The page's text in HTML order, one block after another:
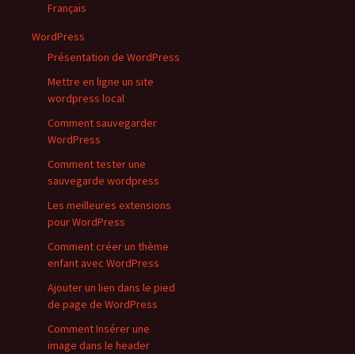
Français
WordPress
Présentation de WordPress
Mettre en ligne un site
wordpress local
Comment sauvegarder
WordPress
Comment tester une
sauvegarde wordpress
Les meilleures extensions
pour WordPress
Comment créer un thème
enfant avec WordPress
Ajouter un lien dans le pied
de page de WordPress
Comment Insérer une
image dans le header